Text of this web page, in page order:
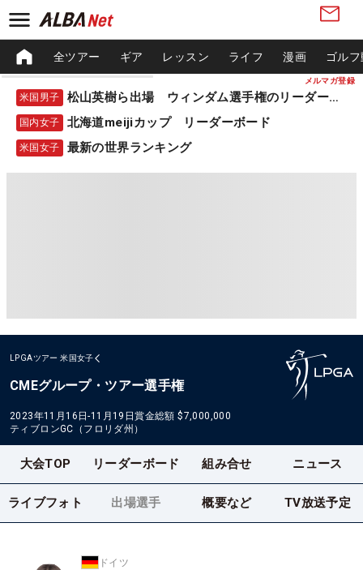
メルマガ登録
全ツアー ギア レッスン ライフ 漫画 ゴル
米国男子 松山英樹ら出場 ウィンダム選手権のリーダーボード
国内女子 北海道meijiカップ リーダーボード
米国女子 最新の世界ランキング
LPGAツアー 米国女子
CMEグループ・ツアー選手権
2023年11月16日-11月19日賞金総額 $7,000,000
ティブロンGC（フロリダ州）
大会TOP リーダーボード 組み合せ ニュース
ライブフォト 出場選手 概要など TV放送予定
ドイツ